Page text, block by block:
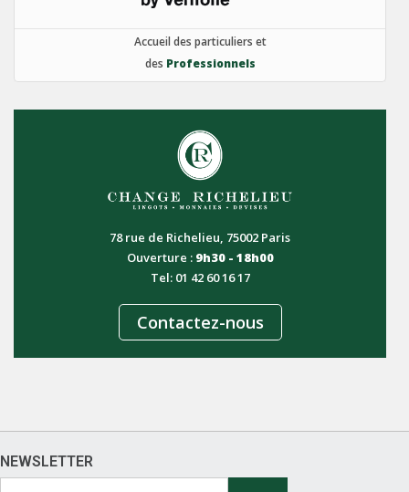
Accueil des particuliers et
des Professionnels
78 rue de Richelieu, 75002 Paris
Ouverture : 9h30 - 18h00
Tel: 01 42 60 16 17
Contactez-nous
NEWSLETTER